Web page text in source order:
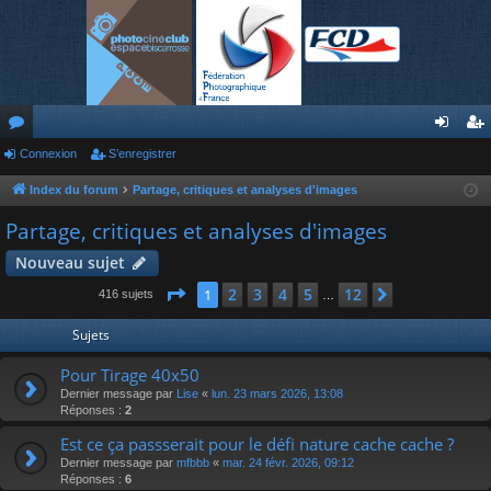
or
u
m
s
nr
r
Connexion S’enregistrer
Index du forum Partage, critiques et analyses d'images
Partage, critiques et analyses d'images
Nouveau sujet
416 sujets Page 1sur 12
1 2 3 4 5 12
Sujets
Pour Tirage 40x50
Dernier message par Lise « lun. 23 mars 2026, 13:08
Réponses : 2
Est ce ça passserait pour le défi nature cache cache ?
Dernier message par mfbbb « mar. 24 févr. 2026, 09:12
Réponses : 6